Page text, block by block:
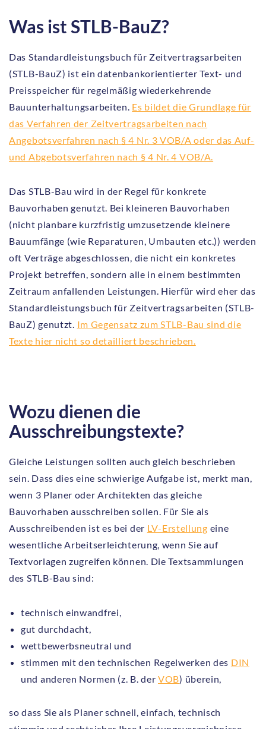
Was ist STLB-BauZ?
Das Standardleistungsbuch für Zeitvertragsarbeiten
(STLB-BauZ) ist ein datenbankorientierter Text- und
Preisspeicher für regelmäßig wiederkehrende
Bauunterhaltungsarbeiten. Es bildet die Grundlage für
das Verfahren der Zeitvertragsarbeiten nach
Angebotsverfahren nach § 4 Nr. 3 VOB/A oder das Auf-
und Abgebotsverfahren nach § 4 Nr. 4 VOB/A.
Das STLB-Bau wird in der Regel für konkrete
Bauvorhaben genutzt. Bei kleineren Bauvorhaben
(nicht planbare kurzfristig umzusetzende kleinere
Bauumfänge (wie Reparaturen, Umbauten etc.)) werden
oft Verträge abgeschlossen, die nicht ein konkretes
Projekt betreffen, sondern alle in einem bestimmten
Zeitraum anfallenden Leistungen. Hierfür wird eher das
Standardleistungsbuch für Zeitvertragsarbeiten (STLB-
BauZ) genutzt. Im Gegensatz zum STLB-Bau sind die
Texte hier nicht so detailliert beschrieben.
Wozu dienen die
Ausschreibungstexte?
Gleiche Leistungen sollten auch gleich beschrieben
sein. Dass dies eine schwierige Aufgabe ist, merkt man,
wenn 3 Planer oder Architekten das gleiche
Bauvorhaben ausschreiben sollen. Für Sie als
Ausschreibenden ist es bei der LV-Erstellung eine
wesentliche Arbeitserleichterung, wenn Sie auf
Textvorlagen zugreifen können. Die Textsammlungen
des STLB-Bau sind:
technisch einwandfrei,
gut durchdacht,
wettbewerbsneutral und
stimmen mit den technischen Regelwerken des DIN
und anderen Normen (z. B. der VOB) überein,
so dass Sie als Planer schnell, einfach, technisch